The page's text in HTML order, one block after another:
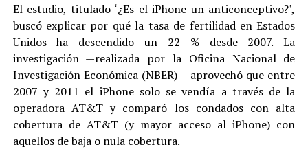
El estudio, titulado ‘¿Es el iPhone un anticonceptivo?’,
buscó explicar por qué la tasa de fertilidad en Estados
Unidos ha descendido un 22 % desde 2007. La
investigación —realizada por la Oficina Nacional de
Investigación Económica (NBER)— aprovechó que entre
2007 y 2011 el iPhone solo se vendía a través de la
operadora AT&T y comparó los condados con alta
cobertura de AT&T (y mayor acceso al iPhone) con
aquellos de baja o nula cobertura.